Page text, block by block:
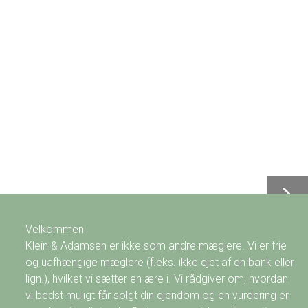
Velkommen
Klein & Adamsen er ikke som andre mæglere. Vi er frie
og uafhængige mæglere (f.eks. ikke ejet af en bank eller
lign.), hvilket vi sætter en ære i. Vi rådgiver om, hvordan
vi bedst muligt får solgt din ejendom og en vurdering er